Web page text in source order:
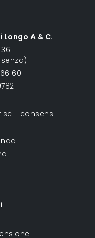
Longo A & C.
i consensi